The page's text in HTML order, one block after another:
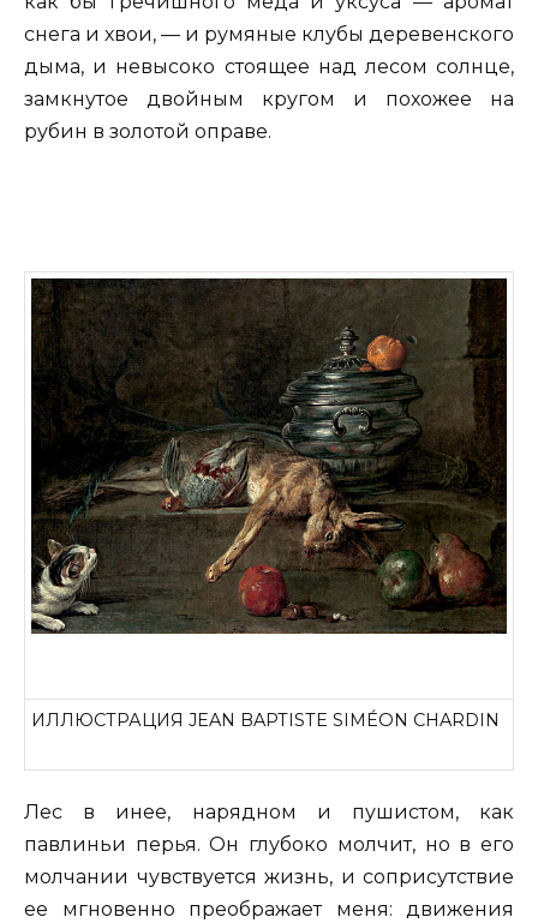
снега и хвои, — и румяные клубы деревенского
дыма, и невысоко стоящее над лесом солнце,
замкнутое двойным кругом и похожее на
рубин в золотой оправе.
ИЛЛЮСТРАЦИЯ JEAN BAPTISTE SIMÉON CHARDIN
Лес в инее, нарядном и пушистом, как
павлиньи перья. Он глубоко молчит, но в его
молчании чувствуется жизнь, и соприсутствие
ее мгновенно преображает меня: движения